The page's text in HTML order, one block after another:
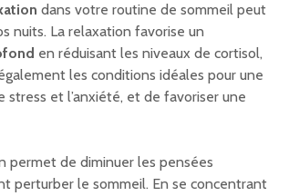
dans votre routine de sommeil peut
nuits. La relaxation favorise un
en réduisant les niveaux de cortisol,
les conditions idéales pour une
et l’anxiété, et de favoriser une
permet de diminuer les pensées
perturber le sommeil. En se concentrant